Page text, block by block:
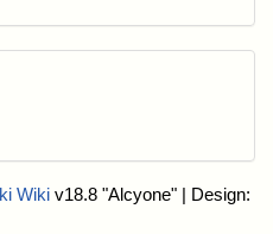
Wiki v18.8 "Alcyone" | Design: